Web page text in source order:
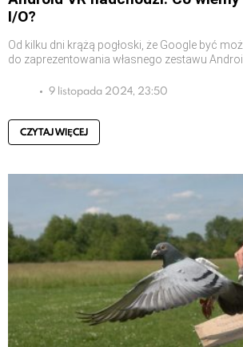
I/O?
Od kilku dni krążą pogłoski, że Google być
do zaprezentowania własnego zestawu
9 listopada 2024, 23:50
CZYTAJ WIĘCEJ